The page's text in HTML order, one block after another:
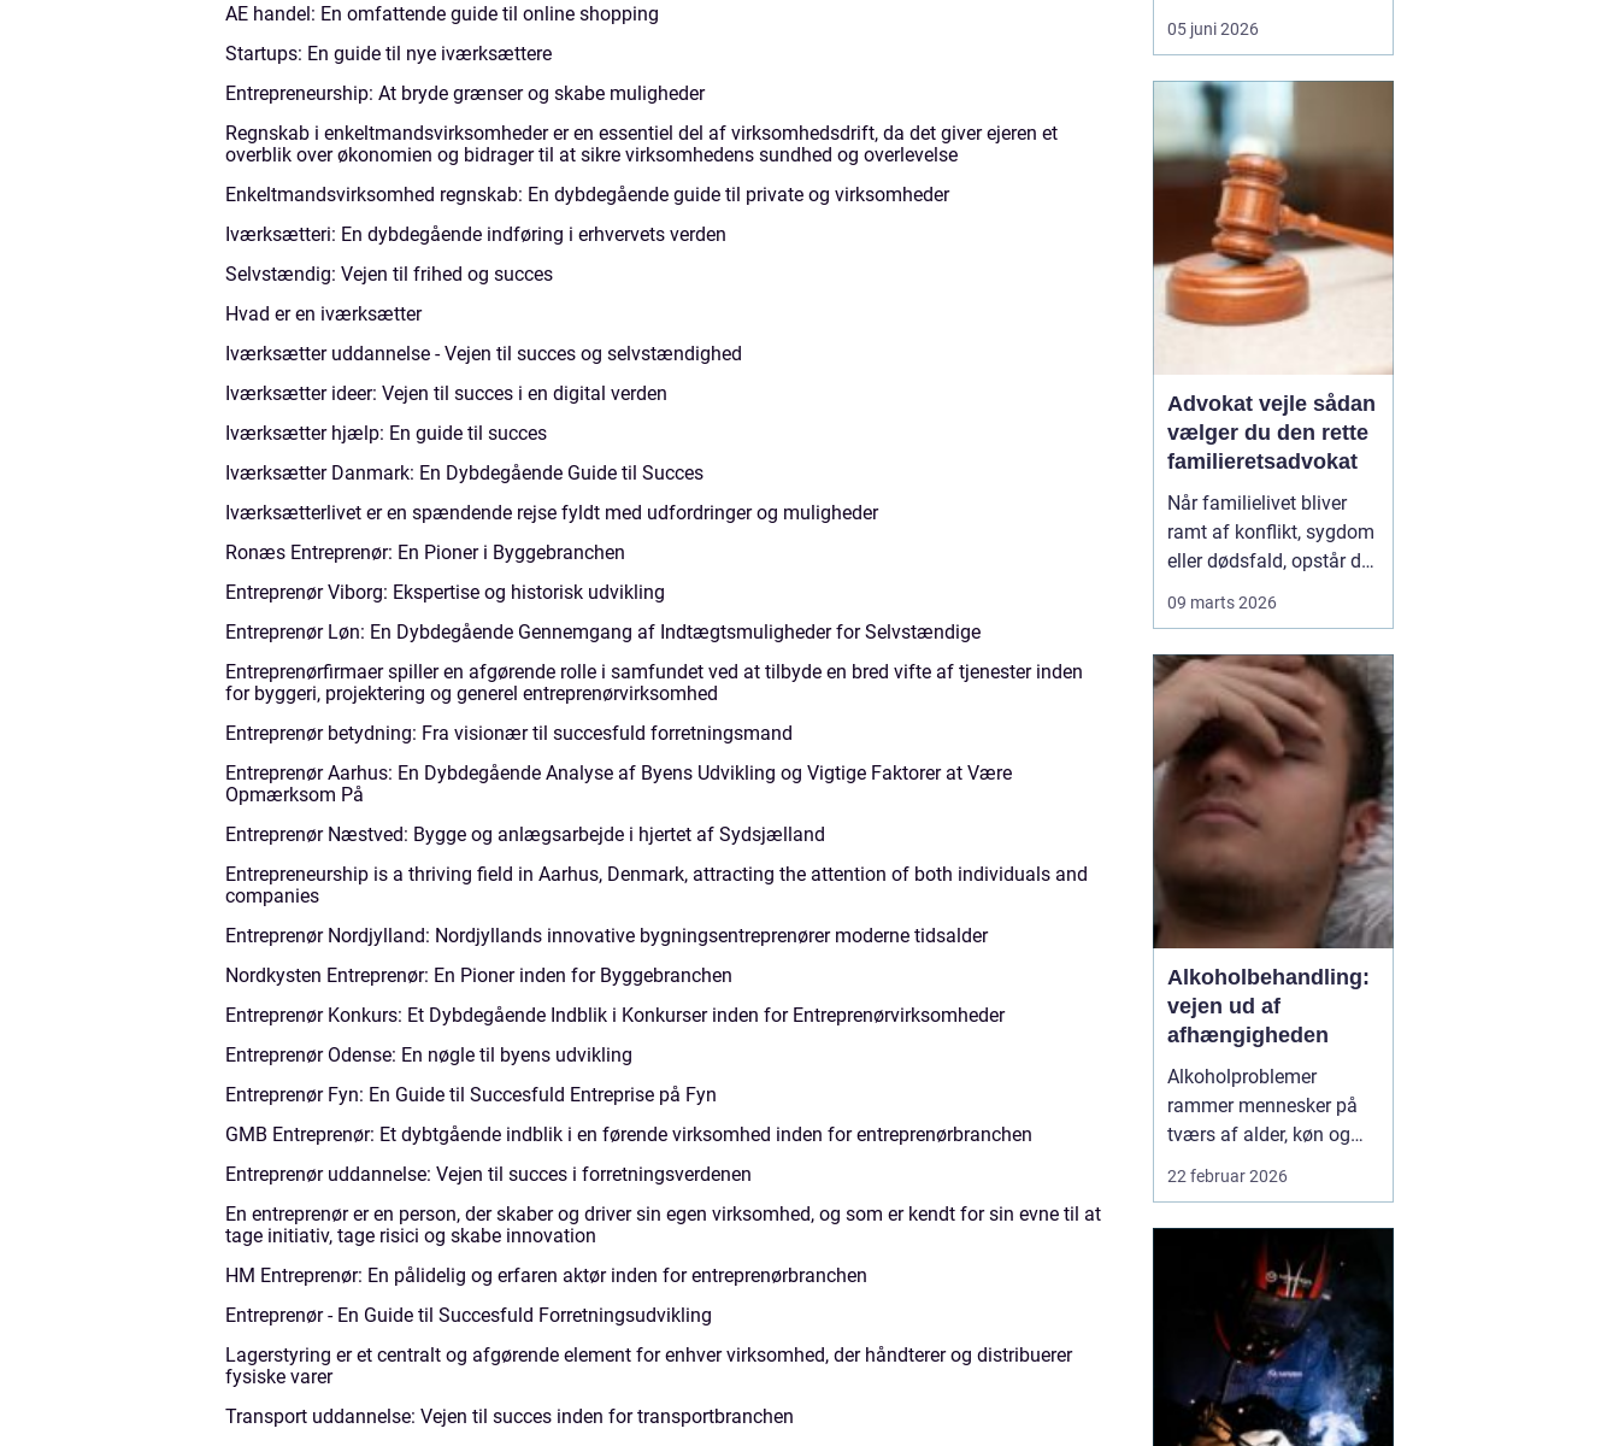
AE handel: En omfattende guide til online shopping
Startups: En guide til nye iværksættere
Entrepreneurship: At bryde grænser og skabe muligheder
Regnskab i enkeltmandsvirksomheder er en essentiel del af virksomhedsdrift, da det giver ejeren et
overblik over økonomien og bidrager til at sikre virksomhedens sundhed og overlevelse
Enkeltmandsvirksomhed regnskab: En dybdegående guide til private og virksomheder
Iværksætteri: En dybdegående indføring i erhvervets verden
Selvstændig: Vejen til frihed og succes
Hvad er en iværksætter
Iværksætter uddannelse - Vejen til succes og selvstændighed
Iværksætter ideer: Vejen til succes i en digital verden
Iværksætter hjælp: En guide til succes
Iværksætter Danmark: En Dybdegående Guide til Succes
Iværksætterlivet er en spændende rejse fyldt med udfordringer og muligheder
Ronæs Entreprenør: En Pioner i Byggebranchen
Entreprenør Viborg: Ekspertise og historisk udvikling
Entreprenør Løn: En Dybdegående Gennemgang af Indtægtsmuligheder for Selvstændige
Entreprenørfirmaer spiller en afgørende rolle i samfundet ved at tilbyde en bred vifte af tjenester inden
for byggeri, projektering og generel entreprenørvirksomhed
Entreprenør betydning: Fra visionær til succesfuld forretningsmand
Entreprenør Aarhus: En Dybdegående Analyse af Byens Udvikling og Vigtige Faktorer at Være
Opmærksom På
Entreprenør Næstved: Bygge og anlægsarbejde i hjertet af Sydsjælland
Entrepreneurship is a thriving field in Aarhus, Denmark, attracting the attention of both individuals and
companies
Entreprenør Nordjylland: Nordjyllands innovative bygningsentreprenører moderne tidsalder
Nordkysten Entreprenør: En Pioner inden for Byggebranchen
Entreprenør Konkurs: Et Dybdegående Indblik i Konkurser inden for Entreprenørvirksomheder
Entreprenør Odense: En nøgle til byens udvikling
Entreprenør Fyn: En Guide til Succesfuld Entreprise på Fyn
GMB Entreprenør: Et dybtgående indblik i en førende virksomhed inden for entreprenørbranchen
Entreprenør uddannelse: Vejen til succes i forretningsverdenen
En entreprenør er en person, der skaber og driver sin egen virksomhed, og som er kendt for sin evne til at
tage initiativ, tage risici og skabe innovation
HM Entreprenør: En pålidelig og erfaren aktør inden for entreprenørbranchen
Entreprenør - En Guide til Succesfuld Forretningsudvikling
Lagerstyring er et centralt og afgørende element for enhver virksomhed, der håndterer og distribuerer
fysiske varer
Transport uddannelse: Vejen til succes inden for transportbranchen
eller kloak pludselig
driller. Området har en
som hjælper med alt fra
små reparationer til store
renoveringsprojekter, og
valget af den rette
samarbejdspart...
05 juni 2026
Advokat vejle sådan
vælger du den rette
familieretsadvokat
Når familielivet bliver
ramt af konflikt, sygdom
eller dødsfald, opstår der
kan en advokat med
speciale i familieret være
forskellen på et
langvarigt opgør og en
løsning, som giver ro til
bå...
09 marts 2026
Alkoholbehandling:
vejen ud af
afhængigheden
Alkoholproblemer
rammer mennesker på
tværs af alder, køn og
baggrund. For mange
langsomt får alkoholen
mere magt over
hverdagen. Når drikkeriet
begynder at styre
beslut...
22 februar 2026